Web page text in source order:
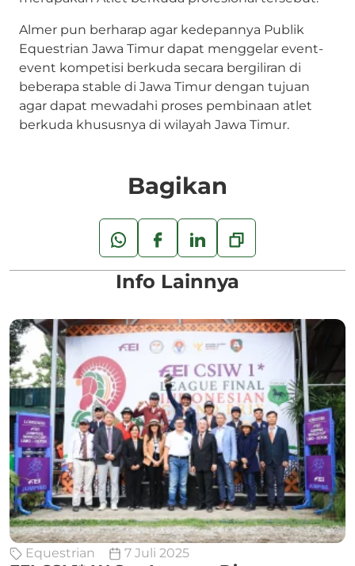
Almer pun berharap agar kedepannya Publik
Equestrian Jawa Timur dapat menggelar event-
event kompetisi berkuda secara bergiliran di
beberapa stable di Jawa Timur dengan tujuan
agar dapat mewadahi proses pembinaan atlet
berkuda khususnya di wilayah Jawa Timur.
Bagikan
Info Lainnya
Equestrian 7 Juli 2025